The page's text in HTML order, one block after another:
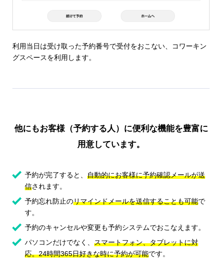
利用当日は受け取った予約番号で受付をおこない、コワーキン
グスペースを利用します。
他にもお客様（予約する人）に便利な機能を豊富に
用意しています。
予約が完了すると、自動的にお客様に予約確認メールが送
信されます。
予約忘れ防止のリマインドメールを送信することも可能で
す。
予約のキャンセルや変更も予約システムでおこなえます。
パソコンだけでなく、スマートフォン、タブレットに対
応。24時間365日好きな時に予約が可能です。